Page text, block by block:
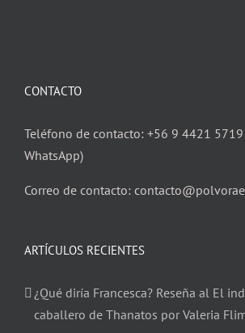
CONTACTO
Teléfono de contacto: +56 9 4421 5719
WhatsApp)
Correo de contacto:
ARTÍCULOS RECIENTES
¿Qué diría Francesca? Reseña al El
caballero de Thanatos por Valeria